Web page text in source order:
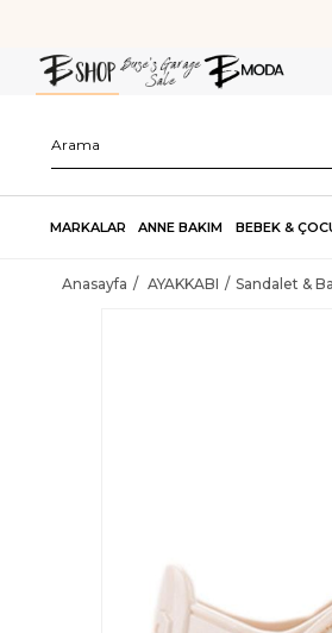
MARKALAR ANNE BAKIM BEBEK &
Anasayfa AYAKKABI Sandalet &